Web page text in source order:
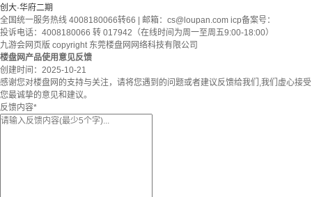
创大·华府二期
全国统一服务热线 4008180066转66 | 邮箱： cs@loupan.com icp备案号：
投诉电话：4008180066 转 017942（在线时间为周一至周五9:00-18:00）
九游会网页版 copyright 东莞楼盘网网络科技有限公司
楼盘网产品使用意见反馈
创建时间： 2025-10-21
感谢您对楼盘网的支持与关注，请将您遇到的问题或者建议反馈给我们,我们虚心接受
您最诚挚的意见和建议。
反馈内容*